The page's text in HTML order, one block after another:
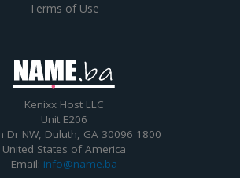
Terms of Use
Kenixx Host LLC
Unit E206
1800 Sullivan Dr NW, Duluth, GA 30096
United States of America
Email: info@name.ba